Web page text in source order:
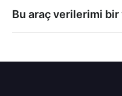
Bu araç verilerimi